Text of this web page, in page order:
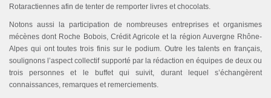
Rotaractiennes afin de tenter de remporter livres et chocolats.
Notons aussi la participation de nombreuses entreprises et organismes
mécènes dont Roche Bobois, Crédit Agricole et la région Auvergne Rhône-
Alpes qui ont toutes trois finis sur le podium. Outre les talents en français,
soulignons l’aspect collectif supporté par la rédaction en équipes de deux ou
trois personnes et le buffet qui suivit, durant lequel s’échangèrent
connaissances, remarques et remerciements.